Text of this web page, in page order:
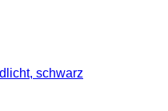
schwarz